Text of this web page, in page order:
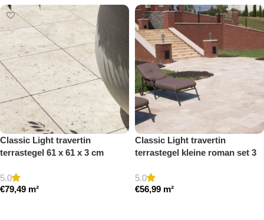
Classic Light travertin
terrastegel 61 x 61 x 3 cm
5.0
€79,49 m²
Classic Light travertin
terrastegel kleine roman set 3
5.0
€56,99 m²